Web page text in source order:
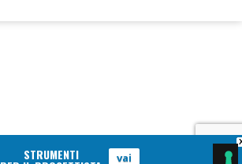
STRUMENTI vai